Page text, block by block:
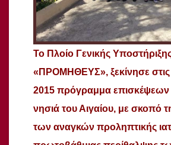
Το Πλοίο Γενικής
«ΠΡΟΜΗΘΕΥΣ», ξεκίνησε στις
2015 πρόγραμμα επισκέψεων
νησιά του Αιγαίου, με σκοπό
των αναγκών προληπτικής